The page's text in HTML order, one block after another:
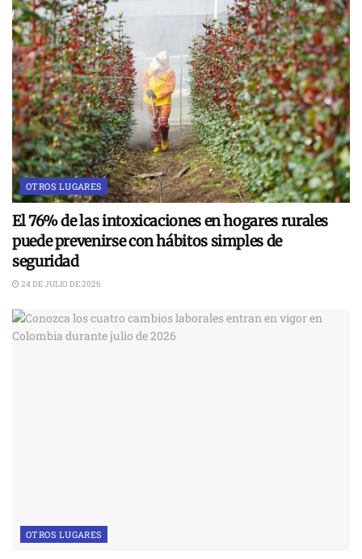
OTROS LUGARES
El 76% de las intoxicaciones en hogares rurales
puede prevenirse con hábitos simples de
seguridad
24 DE JULIO DE 2026
OTROS LUGARES